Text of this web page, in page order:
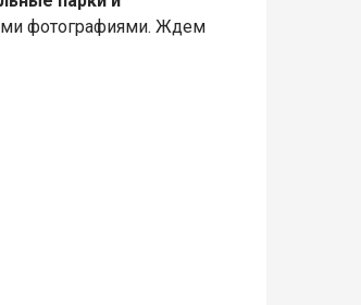
фотографиями. Ждем